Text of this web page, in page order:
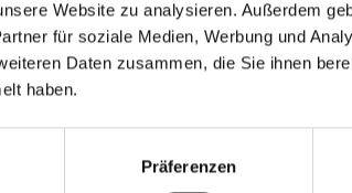
Website zu analysieren. Außerdem
für soziale Medien, Werbung und
Daten zusammen, die Sie ihnen
haben.
Präferenzen
Envíos para
costes en tu mercado